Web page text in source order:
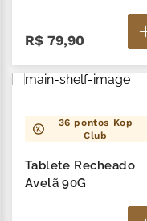
R$ 79,90
36 pontos Kop
Club
Tablete Recheado
Avelã 90G